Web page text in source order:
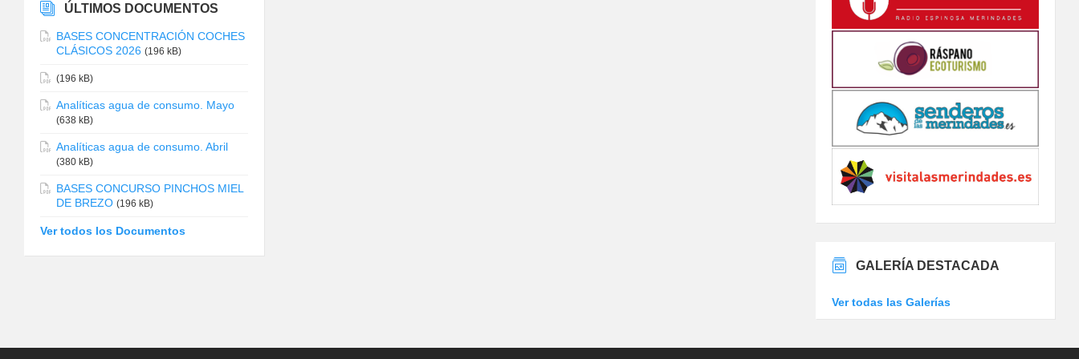
ÚLTIMOS DOCUMENTOS
BASES CONCENTRACIÓN COCHES
CLÁSICOS 2026 (196 kB)
(196 kB)
Analíticas agua de consumo. Mayo
(638 kB)
Analíticas agua de consumo. Abril
(380 kB)
BASES CONCURSO PINCHOS MIEL
DE BREZO (196 kB)
Ver todos los Documentos
GALERÍA DESTACADA
Ver todas las Galerías